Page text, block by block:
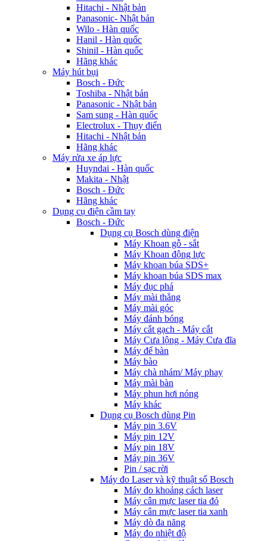
Hitachi - Nhật bản
Panasonic- Nhật bản
Wilo - Hàn quốc
Hanil - Hàn quốc
Shinil - Hàn quốc
Hãng khác
Máy hút bụi
Bosch - Đức
Toshiba - Nhật bản
Panasonic - Nhật bản
Sam sung - Hàn quốc
Electrolux - Thụy điển
Hitachi - Nhật bản
Hãng khác
Máy rửa xe áp lực
Huyndai - Hàn quốc
Makita - Nhật
Bosch - Đức
Hãng khác
Dụng cụ điện cầm tay
Bosch - Đức
Dụng cụ Bosch dùng điện
Máy Khoan gỗ - sắt
Máy Khoan động lực
Máy khoan búa SDS+
Máy khoan búa SDS max
Máy đục phá
Máy mài thẳng
Máy mài góc
Máy đánh bóng
Máy cắt gạch - Máy cắt
Máy Cưa lộng - Máy Cưa đĩa
Máy để bàn
Máy bào
Máy chà nhám/ Máy phay
Máy mài bàn
Máy phun hơi nóng
Máy khác
Dụng cụ Bosch dùng Pin
Máy pin 3.6V
Máy pin 12V
Máy pin 18V
Máy pin 36V
Pin / sạc rời
Máy đo Laser và kỹ thuật số Bosch
Máy đo khoảng cách laser
Máy cân mực laser tia đỏ
Máy cân mực laser tia xanh
Máy dò đa năng
Máy đo nhiệt độ